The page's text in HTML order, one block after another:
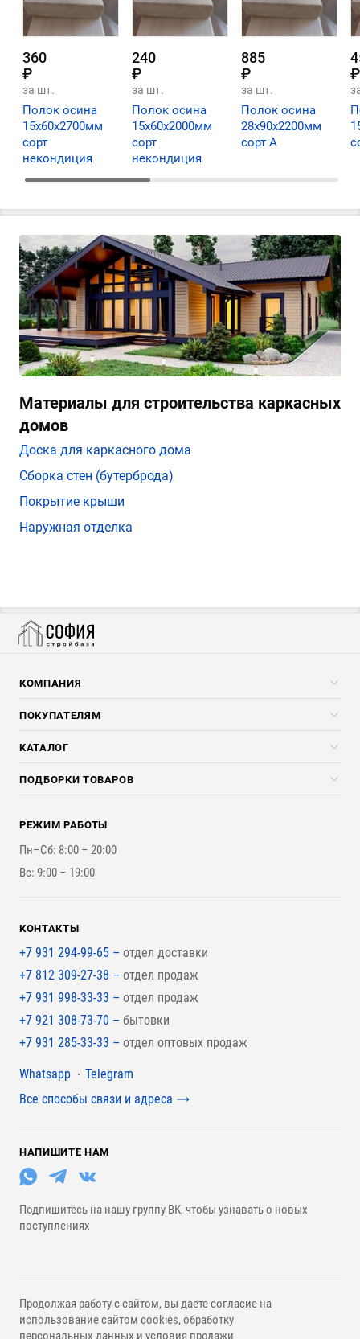
360
₽
за шт.
Полок осина
15х60х2700мм
сорт
некондиция
240
₽
за шт.
Полок осина
15х60х2000мм
сорт
некондиция
885
₽
за шт.
Полок осина
28х90х2200мм
сорт А
₽
Материалы для строительства каркасных
домов
Доска для каркасного дома
Сборка стен (бутерброда)
Покрытие крыши
Наружная отделка
КОМПАНИЯ
Компания
Услуги
ПОКУПАТЕЛЯМ
Скидки стройкомпаниям
Доставка и разгрузка
Оплата и Возврат
Наши работы
КАТАЛОГ
Погонажные изделия
Брикеты, Дрова, Стружка
Стройматериалы
Инструменты
ПОДБОРКИ ТОВАРОВ
Для бутерброда стены
Для наружной отделки
Для покрытия крыши
РЕЖИМ РАБОТЫ
Пн–Сб: 8:00 – 20:00
Вс: 9:00 – 19:00
КОНТАКТЫ
+7 931 294-99-65 – отдел доставки
+7 812 309-27-38 – отдел продаж
+7 931 998-33-33 – отдел продаж
+7 921 308-73-70 – бытовки
+7 931 285-33-33 – отдел оптовых продаж
Мессенджеры
Whatsapp
Telegram
Все способы связи и адреса
НАПИШИТЕ НАМ
Подпишитесь на нашу группу ВК, чтобы узнавать о новых
поступлениях
Продолжая работу с сайтом, вы даете согласие на
использование сайтом cookies, обработку
персональных данных и условия продажи